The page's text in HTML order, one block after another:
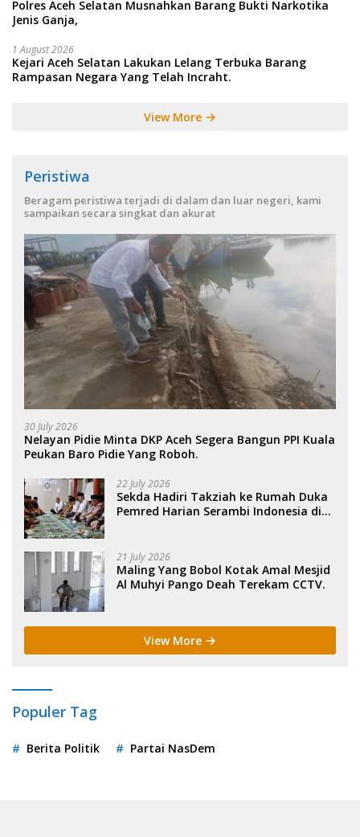
Polres Aceh Selatan Musnahkan Barang Bukti Narkotika
Jenis Ganja,
1 August 2026
Kejari Aceh Selatan Lakukan Lelang Terbuka Barang
Rampasan Negara Yang Telah Incraht.
View More
Peristiwa
Beragam peristiwa terjadi di dalam dan luar negeri, kami
sampaikan secara singkat dan akurat
30 July 2026
Nelayan Pidie Minta DKP Aceh Segera Bangun PPI Kuala
Peukan Baro Pidie Yang Roboh.
22 July 2026
Sekda Hadiri Takziah ke Rumah Duka
Pemred Harian Serambi Indonesia di
21 July 2026
Maling Yang Bobol Kotak Amal Mesjid
Al Muhyi Pango Deah Terekam CCTV.
View More
Populer Tag
Berita Politik Partai NasDem